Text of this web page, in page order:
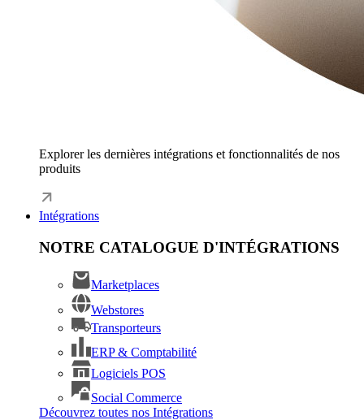
Explorer les dernières intégrations et fonctionnalités de nos
produits
Intégrations
NOTRE CATALOGUE D'INTÉGRATIONS
Marketplaces
Webstores
Transporteurs
ERP & Comptabilité
Logiciels POS
Social Commerce
Découvrez toutes nos Intégrations